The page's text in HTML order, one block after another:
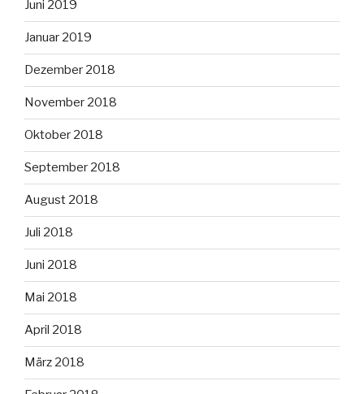
Juni 2019
Januar 2019
Dezember 2018
November 2018
Oktober 2018
September 2018
August 2018
Juli 2018
Juni 2018
Mai 2018
April 2018
März 2018